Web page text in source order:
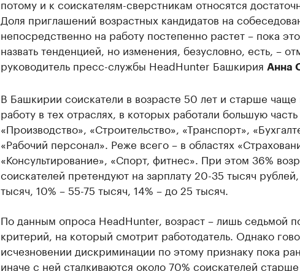
потому и к соискателям-сверстникам относятся
Доля приглашений возрастных кандидатов на
непосредственно на работу постепенно растет – пока
назвать тенденцией, но изменения, безусловно, есть, –
руководитель пресс-службы HeadHunter Башкирия Анна
В Башкирии соискатели в возрасте 50 лет и старше чаще
работу в тех отраслях, в которых работали большую
«Производство», «Строительство», «Транспорт»,
«Рабочий персонал». Реже всего – в областях
«Консультирование», «Спорт, фитнес». При этом 36%
соискателей претендуют на зарплату 20-35 тысяч
тысяч, 10% – 55-75 тысяч, 14% – до 25 тысяч.
По данным опроса HeadHunter, возраст – лишь седьмой
критерий, на который смотрит работодатель. Однако
исчезновении дискриминации по этому признаку пока
иначе с ней сталкиваются около 70% соискателей